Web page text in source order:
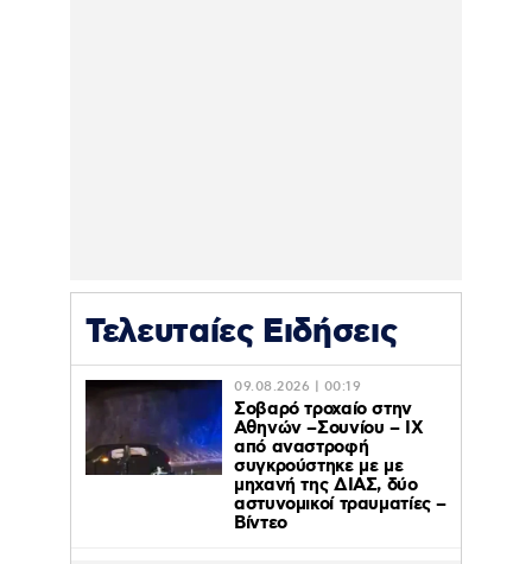
Τελευταίες Ειδήσεις
09.08.2026 | 00:19
Σοβαρό τροχαίο στην
Αθηνών –Σουνίου – ΙΧ
από αναστροφή
συγκρούστηκε με με
μηχανή της ΔΙΑΣ, δύο
αστυνομικοί τραυματίες –
Βίντεο